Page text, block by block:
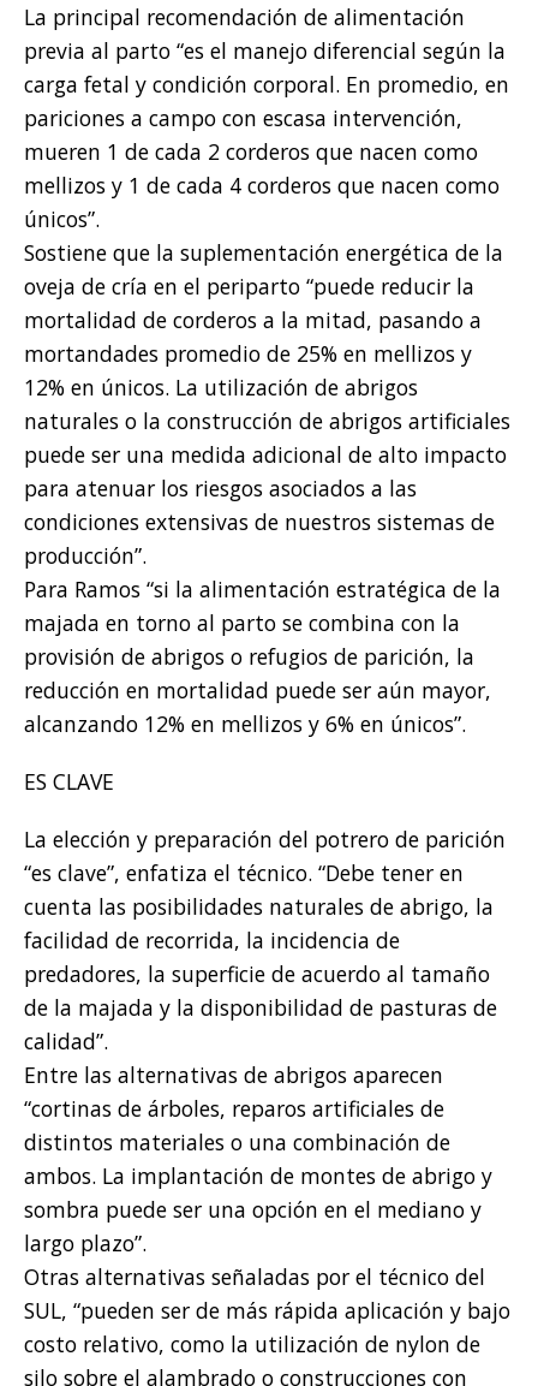
La principal recomendación de alimentación
previa al parto “es el manejo diferencial según la
carga fetal y condición corporal. En promedio, en
pariciones a campo con escasa intervención,
mueren 1 de cada 2 corderos que nacen como
mellizos y 1 de cada 4 corderos que nacen como
únicos”.
Sostiene que la suplementación energética de la
oveja de cría en el periparto “puede reducir la
mortalidad de corderos a la mitad, pasando a
mortandades promedio de 25% en mellizos y
12% en únicos. La utilización de abrigos
naturales o la construcción de abrigos artificiales
puede ser una medida adicional de alto impacto
para atenuar los riesgos asociados a las
condiciones extensivas de nuestros sistemas de
producción”.
Para Ramos “si la alimentación estratégica de la
majada en torno al parto se combina con la
provisión de abrigos o refugios de parición, la
reducción en mortalidad puede ser aún mayor,
alcanzando 12% en mellizos y 6% en únicos”.
ES CLAVE
La elección y preparación del potrero de parición
“es clave”, enfatiza el técnico. “Debe tener en
cuenta las posibilidades naturales de abrigo, la
facilidad de recorrida, la incidencia de
predadores, la superficie de acuerdo al tamaño
de la majada y la disponibilidad de pasturas de
calidad”.
Entre las alternativas de abrigos aparecen
“cortinas de árboles, reparos artificiales de
distintos materiales o una combinación de
ambos. La implantación de montes de abrigo y
sombra puede ser una opción en el mediano y
largo plazo”.
Otras alternativas señaladas por el técnico del
SUL, “pueden ser de más rápida aplicación y bajo
costo relativo, como la utilización de nylon de
silo sobre el alambrado o construcciones con